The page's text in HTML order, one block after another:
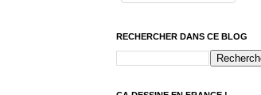
RECHERCHER DANS CE BLOG